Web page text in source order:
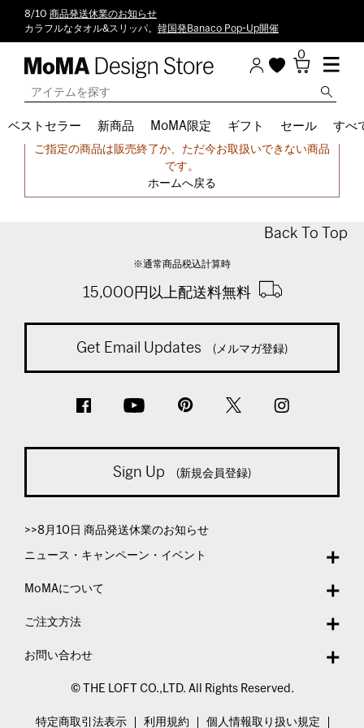
8/10 商品発送休業のお知らせ
カラフルなタオル&スリッパ。 韓国発Banaco Pop-Up開催
0
ベストセラー 新商品 MoMA限定 ギフト セール すべ
申し訳ございません。
ご指定の商品は販売終了か、ただ今お取扱いできない商品
です。
ホームへ戻る
Back To Top
※通常商品税込計算時
15,000円以上配送料無料
Get Email Updates (メルマガ登録)
Sign Up (新規会員登録)
>>8月10日 商品発送休業のお知らせ
ニュース・キャンペーン・イベント
MoMAについて
ご注文方法
お問い合わせ
© THE LOFT CO.,LTD. All Rights Reserved.
特定商取引法表示 利用規約 個人情報取り扱い規定